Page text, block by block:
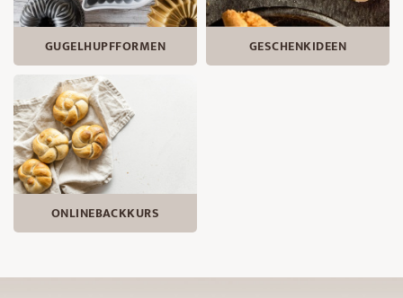
GUGELHUPF­FORMEN GESCHENKIDEEN
ONLINEBACKKURS